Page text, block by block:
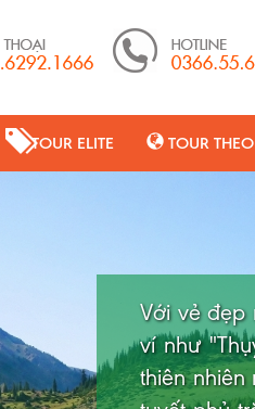
TOUR ELITE TOUR